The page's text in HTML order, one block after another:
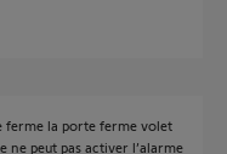
ferme la porte ferme volet
ne peut pas activer l’alarme